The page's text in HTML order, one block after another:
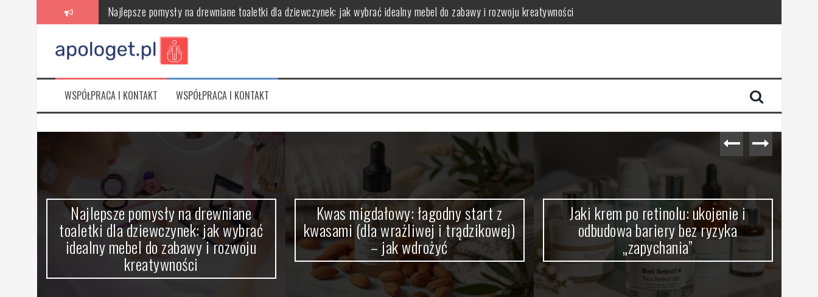
Najlepsze pomysły na drewniane toaletki dla dziewczynek: jak wybrać idealny mebel do zabawy i rozwoju kreatywności
Kwas migdałowy: łagodny start z kwasami (dla wrażliwej i trądzikowej) – jak wdrożyć
Jaki krem po retinolu: ukojenie i odbudowa bariery bez ryzyka „zapychania”
Serum do twarzy: jak wybrać 1 produkt, który faktycznie robi robotę (zależnie od celu)
Jak wybrać idealny sklep z częściami rowerowymi: kluczowe aspekty, które warto znać
WSPÓŁPRACA I KONTAKT WSPÓŁPRACA I KONTAKT
Najlepsze pomysły na drewniane
toaletki dla dziewczynek: jak wybrać
idealny mebel do zabawy i rozwoju
kreatywności
Kwas migdałowy: łagodny start z
kwasami (dla wrażliwej i trądzikowej)
– jak wdrożyć
Jaki krem po retinolu: ukojenie i
odbudowa bariery bez ryzyka
„zapychania”